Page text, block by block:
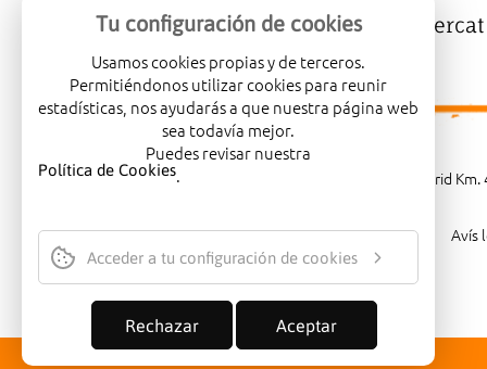
Mercalicante Empreses Mercat
Carretera de Madrid
Avís
Tu configuración de cookies
Usamos cookies propias y de terceros.
Permitiéndonos utilizar cookies para reunir
estadísticas, nos ayudarás a que nuestra página web
sea todavía mejor.
Puedes revisar nuestra
Política de Cookies.
Acceder a tu configuración de cookies
Rechazar Aceptar